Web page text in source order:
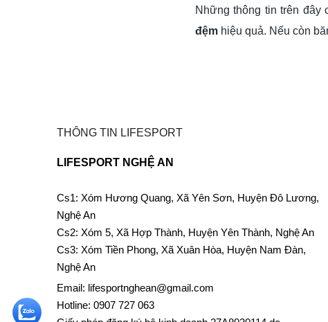
Những thông tin trên
đệm hiệu quả. Nếu còn
THÔNG TIN LIFESPORT
LIFESPORT NGHỆ AN
Cs1: Xóm Hương Quang, Xã Yên Sơn, Huyện Đô Lương,
Nghệ An
Cs2: Xóm 5, Xã Hợp Thành, Huyện Yên Thành, Nghệ An
Cs3: Xóm Tiền Phong, Xã Xuân Hòa, Huyện Nam Đàn,
Nghệ An
Email: lifesportnghean@gmail.com
Hotline: 0907 727 063